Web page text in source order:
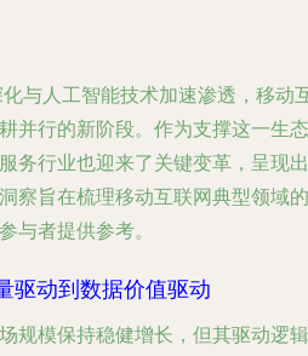
与人工智能技术加速渗透，移动
并行的新阶段。作为支撑这一生态
务行业也迎来了关键变革，呈现出
察旨在梳理移动互联网典型领域的
与者提供参考。
驱动到数据价值驱动
规模保持稳健增长，但其驱动逻辑